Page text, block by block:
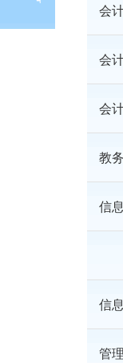
会
会
会
教
信
信
管